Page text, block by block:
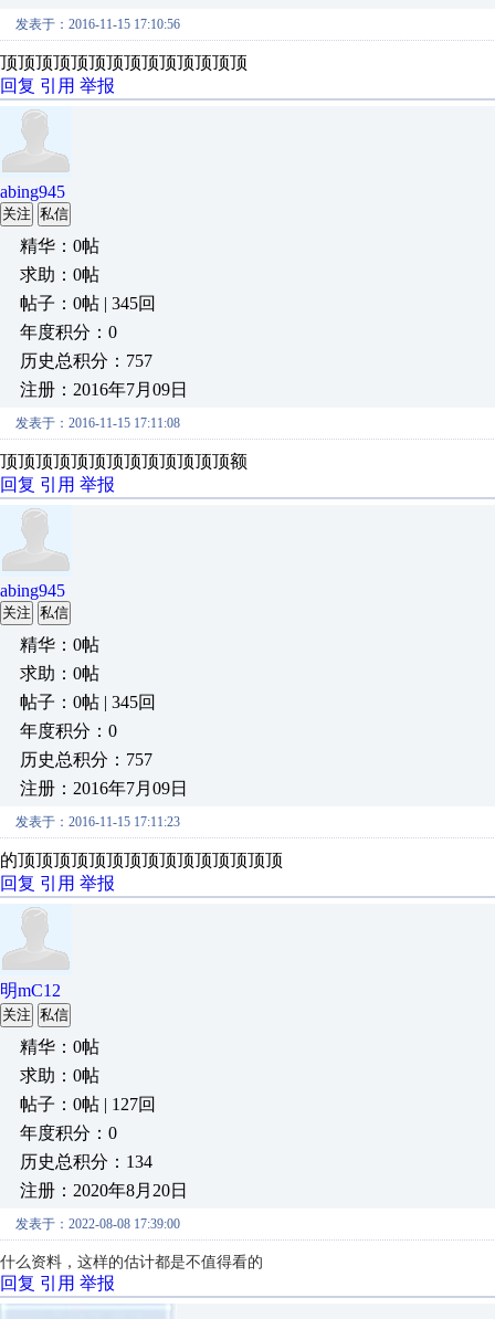
发表于：2016-11-15 17:10:56
顶顶顶顶顶顶顶顶顶顶顶顶顶顶
回复 引用 举报
abing945
关注 私信
精华：0帖
求助：0帖
帖子：0帖 | 345回
年度积分：0
历史总积分：757
注册：2016年7月09日
发表于：2016-11-15 17:11:08
顶顶顶顶顶顶顶顶顶顶顶顶顶额
回复 引用 举报
abing945
关注 私信
精华：0帖
求助：0帖
帖子：0帖 | 345回
年度积分：0
历史总积分：757
注册：2016年7月09日
发表于：2016-11-15 17:11:23
的顶顶顶顶顶顶顶顶顶顶顶顶顶顶顶
回复 引用 举报
明mC12
关注 私信
精华：0帖
求助：0帖
帖子：0帖 | 127回
年度积分：0
历史总积分：134
注册：2020年8月20日
发表于：2022-08-08 17:39:00
什么资料，这样的估计都是不值得看的
回复 引用 举报